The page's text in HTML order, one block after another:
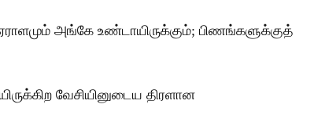
அங்கே உண்டாயிருக்கும்; பிணங்களுக்குத்
வேசியினுடைய திரளான